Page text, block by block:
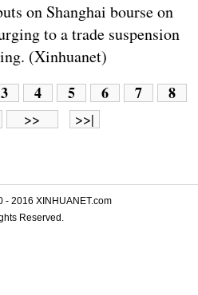
on Shanghai bourse on
to a trade suspension
(Xinhuanet)
3 4 5 6 7
8
>> >>|
- 2016 XINHUANET.com
Reserved.